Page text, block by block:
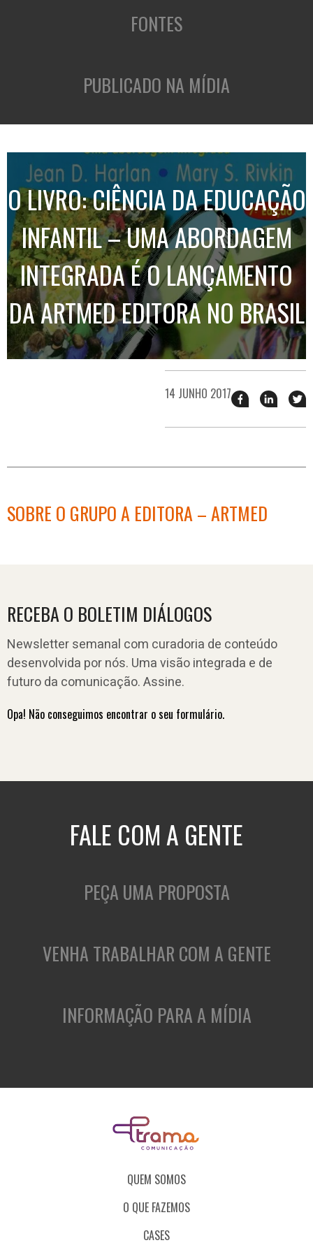
FONTES
PUBLICADO NA MÍDIA
O LIVRO: CIÊNCIA DA EDUCAÇÃO
INFANTIL – UMA ABORDAGEM
INTEGRADA É O LANÇAMENTO
DA ARTMED EDITORA NO BRASIL
14 JUNHO 2017 Compartilhar
esse
no
esse
no
SOBRE O GRUPO A EDITORA – ARTMED
RECEBA O BOLETIM DIÁLOGOS
Newsletter semanal com curadoria de conteúdo
desenvolvida por nós. Uma visão integrada e de
futuro da comunicação. Assine.
Opa! Não conseguimos encontrar o seu formulário.
FALE COM A GENTE
PEÇA UMA PROPOSTA
VENHA TRABALHAR COM A GENTE
INFORMAÇÃO PARA A MÍDIA
QUEM SOMOS
O QUE FAZEMOS
CASES